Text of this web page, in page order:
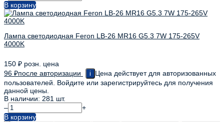
В корзину
Лампа светодиодная Feron LB-26 MR16 G5.3 7W 175-265V
4000K
150 ₽ розн. цена
96 ₽после авторизации i
Цена действует для авторизованных
пользователей. Войдите или зарегистрируйтесь для получения
данной цены.
В наличии: 281 шт.
–
+
В корзину